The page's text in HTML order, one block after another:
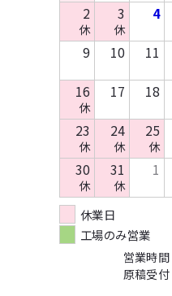
2
休
3
休
4
9
10 11
16
休
17 18
23
休
24
休
25
休
30
休
31
休
1
休業日
工場のみ営業
営業時
原稿受